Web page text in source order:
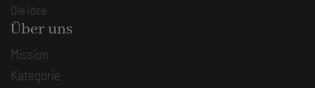
Die Idee
Über uns
Mission
Kategorie